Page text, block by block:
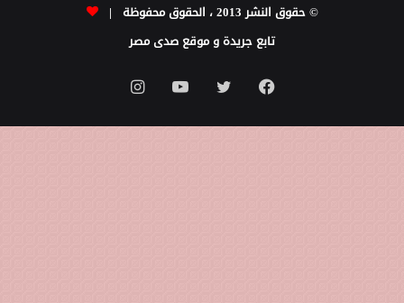
© حقوق النشر 2013 ، الحقوق محفوظة |
تابع جريدة و موقع صدى مصر
فيسبوك تويتر يوتيوبانستقرام